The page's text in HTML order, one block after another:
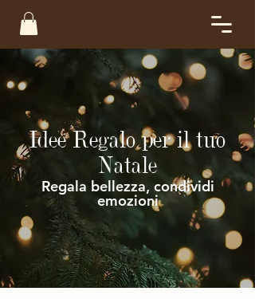
Idee Regalo per il tuo
Natale
Regala bellezza, condividi
emozioni